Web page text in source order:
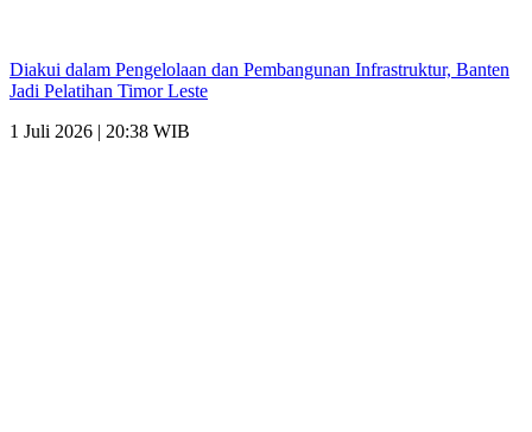
Diakui dalam Pengelolaan dan Pembangunan Infrastruktur, Banten
Jadi Pelatihan Timor Leste
1 Juli 2026 | 20:38 WIB